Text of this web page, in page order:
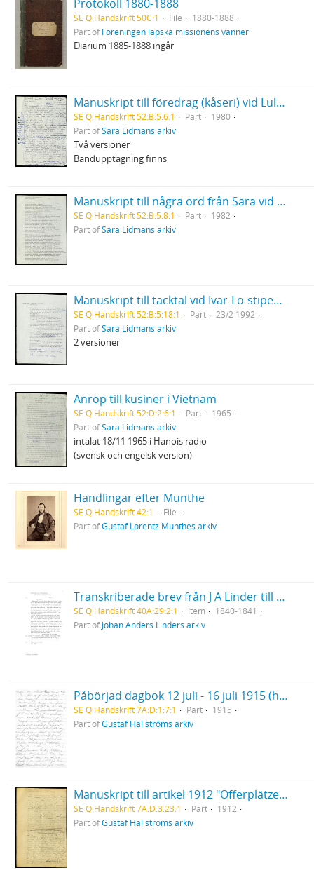
Protokoll 1880-1888
SE Q Handskrift 50C:1 File
1880-1888
Part ofFöreningen lapska missionens vänner
Diarium 1885-1888 ingår
Manuskript till föredrag (kåseri) vid Luleå Tekniska högskola "Brödet" 29/1 1980
SE Q Handskrift 52:B:5:6:1 Part
1980
Part ofSara Lidmans arkiv
Två versioner
Bandupptagning finns
Manuskript till några ord från Sara vid Birgit Ståhl-Nybergs jordfästning
SE Q Handskrift 52:B:5:8:1 Part
1982
Part ofSara Lidmans arkiv
Manuskript till tacktal vid Ivar-Lo-stipendiets utdelning
SE Q Handskrift 52:B:5:18:1 Part
23/2 1992
Part ofSara Lidmans arkiv
2 versioner
Anrop till kusiner i Vietnam
SE Q Handskrift 52:D:2:6:1 Part
1965
Part ofSara Lidmans arkiv
intalat 18/11 1965 i Hanois radio
(svensk och engelsk version)
Handlingar efter Munthe
SE Q Handskrift 42:1
File
Part ofGustaf Lorentz Munthes arkiv
Transkriberade brev från J A Linder till Hanna & Louise Leijel
SE Q Handskrift 40A:29:2:1 Item
1840-1841
Part ofJohan Anders Linders arkiv
Påbörjad dagbok 12 juli - 16 juli 1915 (handskrift)
SE Q Handskrift 7A:D:1:7:1 Part
1915
Part ofGustaf Hallströms arkiv
Manuskript till artikel 1912 "Offerplätze in Lappland"
SE Q Handskrift 7A:D:3:23:1 Part
1912
Part ofGustaf Hallströms arkiv